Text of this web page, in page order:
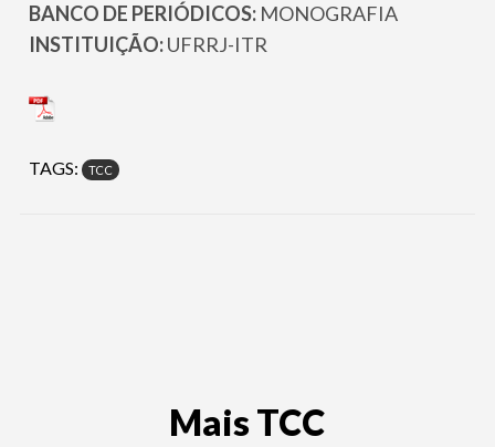
BANCO DE PERIÓDICOS:MONOGRAFIA
INSTITUIÇÃO:UFRRJ-ITR
TAGS: TCC
Mais TCC